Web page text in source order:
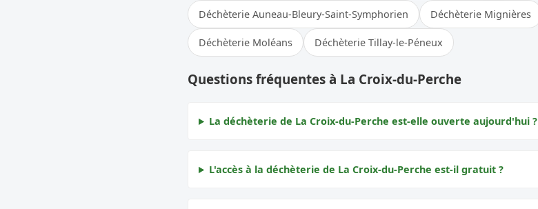
Déchèterie Auneau-Bleury-Saint-Symphorien Déchèterie Mignières
Déchèterie Moléans Déchèterie Tillay-le-Péneux
Questions fréquentes à La Croix-du-Perche
La déchèterie de La Croix-du-Perche est-elle ouverte aujourd'hui ?
L'accès à la déchèterie de La Croix-du-Perche est-il gratuit ?